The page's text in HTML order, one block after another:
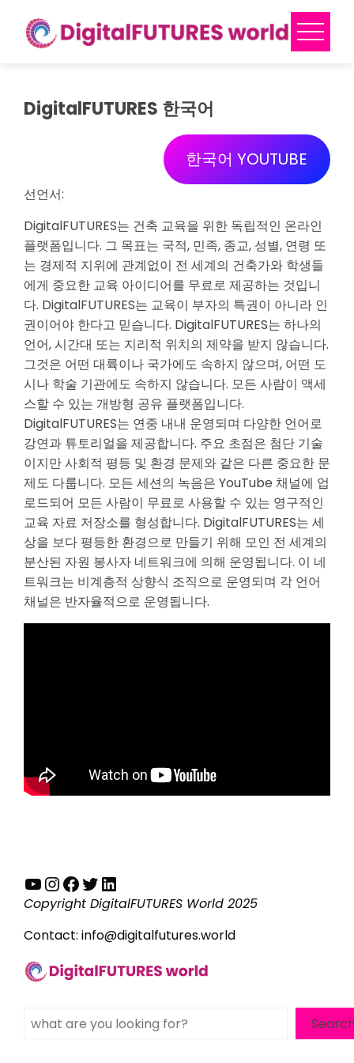
content
DigitalFUTURES 한국어
한국어 YOUTUBE
선언서:
DigitalFUTURES는 건축 교육을 위한 독립적인 온라인
플랫폼입니다. 그 목표는 국적, 민족, 종교, 성별, 연령 또
는 경제적 지위에 관계없이 전 세계의 건축가와 학생들
에게 중요한 교육 아이디어를 무료로 제공하는 것입니
다. DigitalFUTURES는 교육이 부자의 특권이 아니라 인
권이어야 한다고 믿습니다. DigitalFUTURES는 하나의
언어, 시간대 또는 지리적 위치의 제약을 받지 않습니다.
그것은 어떤 대륙이나 국가에도 속하지 않으며, 어떤 도
시나 학술 기관에도 속하지 않습니다. 모든 사람이 액세
스할 수 있는 개방형 공유 플랫폼입니다.
DigitalFUTURES는 연중 내내 운영되며 다양한 언어로
강연과 튜토리얼을 제공합니다. 주요 초점은 첨단 기술
이지만 사회적 평등 및 환경 문제와 같은 다른 중요한 문
제도 다룹니다. 모든 세션의 녹음은 YouTube 채널에 업
로드되어 모든 사람이 무료로 사용할 수 있는 영구적인
교육 자료 저장소를 형성합니다. DigitalFUTURES는 세
상을 보다 평등한 환경으로 만들기 위해 모인 전 세계의
분산된 자원 봉사자 네트워크에 의해 운영됩니다. 이 네
트워크는 비계층적 상향식 조직으로 운영되며 각 언어
채널은 반자율적으로 운영됩니다.
YouTube
Instagram
Facebook
Twitter
LinkedIn
Copyright DigitalFUTURES World 2025
Contact: info@digitalfutures.world
Search